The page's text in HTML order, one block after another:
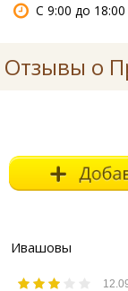
С 9:00 до 18:00
Отзывы о
Ивашовы